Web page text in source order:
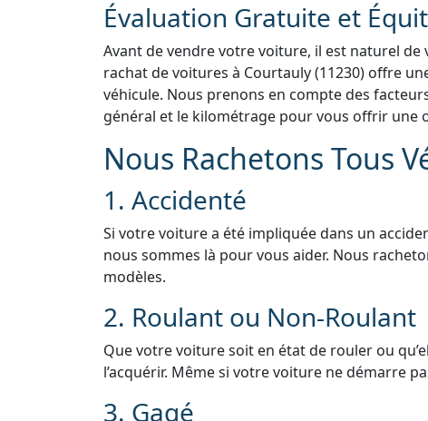
Évaluation Gratuite et
Avant de vendre votre voiture, il est naturel
rachat de voitures à Courtauly (11230) offre
véhicule. Nous prenons en compte des
général et le kilométrage pour vous offrir une
Nous Rachetons Tous
1. Accidenté
Si votre voiture a été impliquée dans un
nous sommes là pour vous aider. Nous
modèles.
2. Roulant ou Non-Roulant
Que votre voiture soit en état de rouler ou
l’acquérir. Même si votre voiture ne démarre
3. Gagé